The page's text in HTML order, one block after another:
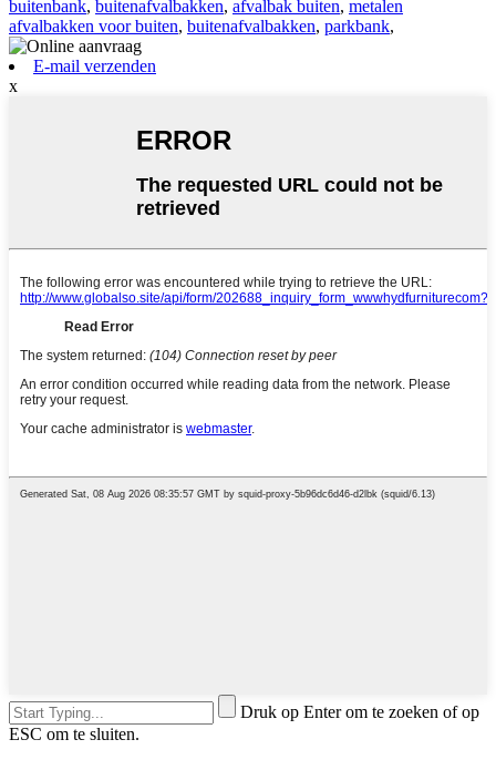
buitenbank, buitenafvalbakken, afvalbak buiten, metalen
afvalbakken voor buiten, buitenafvalbakken, parkbank,
E-mail verzenden
x
Druk op Enter om te zoeken of op
ESC om te sluiten.